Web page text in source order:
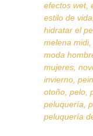
efectos wet,
estilo de vida
hidratar el
melena midi,
moda
mujeres,
invierno,
otoño, pelo,
peluquería,
peluquería